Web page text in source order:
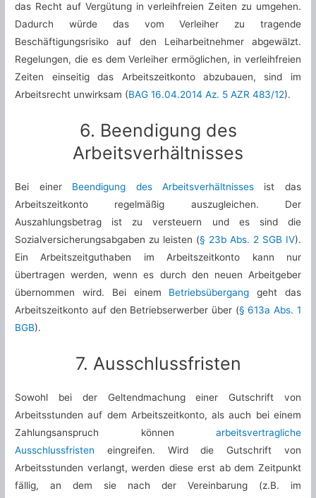
das Recht auf Vergütung in verleihfreien Zeiten zu umgehen.
Dadurch würde das vom Verleiher zu tragende
Beschäftigungsrisiko auf den Leiharbeitnehmer abgewälzt.
Regelungen, die es dem Verleiher ermöglichen, in verleihfreien
Zeiten einseitig das Arbeitszeitkonto abzubauen, sind im
Arbeitsrecht unwirksam (BAG 16.04.2014 Az. 5 AZR 483/12).
6. Beendigung des
Arbeitsverhältnisses
Bei einer Beendigung des Arbeitsverhältnissesist das
Arbeitszeitkonto regelmäßig auszugleichen. Der
Auszahlungsbetrag ist zu versteuern und es sind die
Sozialversicherungsabgaben zu leisten (§ 23b Abs. 2 SGB IV).
Ein Arbeitszeitguthaben im Arbeitszeitkonto kann nur
übertragen werden, wenn es durch den neuen Arbeitgeber
übernommen wird. Bei einem Betriebsübergang geht das
Arbeitszeitkonto auf den Betriebserwerber über (§ 613a Abs. 1
BGB).
7. Ausschlussfristen
Sowohl bei der Geltendmachung einer Gutschrift von
Arbeitsstunden auf dem Arbeitszeitkonto, als auch bei einem
Zahlungsanspruch können arbeitsvertragliche
Ausschlussfristen eingreifen. Wird die Gutschrift von
Arbeitsstunden verlangt, werden diese erst ab dem Zeitpunkt
fällig, an dem sie nach der Vereinbarung (z.B. im